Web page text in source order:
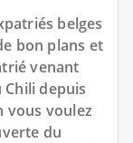
belges
bon plans et
venant
Chili depuis
vous voulez
du